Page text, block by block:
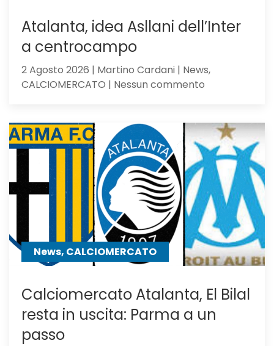
Atalanta, idea Asllani dell’Inter
a centrocampo
2 Agosto 2026 | Martino Cardani | News,
CALCIOMERCATO | Nessun commento
Asllani
dell’Inter
a
centrocampo
News, CALCIOMERCATO
Calciomercato Atalanta, El Bilal
resta in uscita: Parma a un
passo